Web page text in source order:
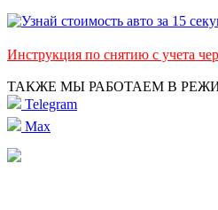
Инструкция по снятию с учета
ТАКЖЕ МЫ РАБОТАЕМ В
Telegram
Max